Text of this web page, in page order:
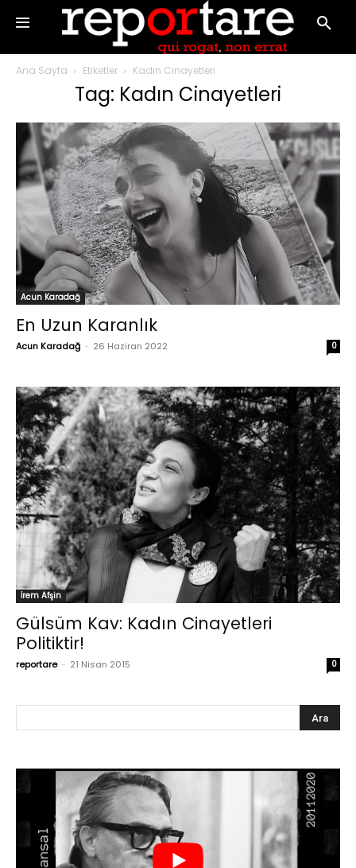
Ana Sayfa Etiketler Kadın Cinayetleri
Tag: Kadın Cinayetleri
Acun Karadağ
En Uzun Karanlık
Acun Karadağ - 26 Haziran 2022 0
İrem Afşin
Gülsüm Kav: Kadın Cinayetleri
Politiktir!
reportare - 21 Nisan 2015 0